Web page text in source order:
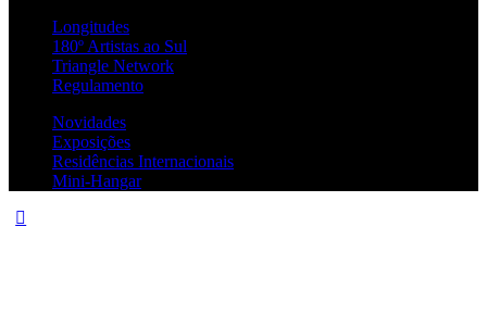
Longitudes
180º Artistas ao Sul
Triangle Network
Regulamento
Novidades
Exposições
Residências Internacionais
Mini-Hangar